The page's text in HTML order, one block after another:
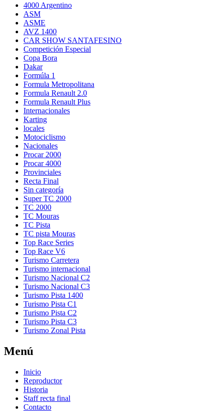
4000 Argentino
ASM
ASME
AVZ 1400
CAR SHOW SANTAFESINO
Competición Especial
Copa Bora
Dakar
Formúla 1
Formula Metropolitana
Formula Renault 2.0
Formula Renault Plus
Internacionales
Karting
locales
Motociclismo
Nacionales
Procar 2000
Procar 4000
Provinciales
Recta Final
Sin categoría
Super TC 2000
TC 2000
TC Mouras
TC Pista
TC pista Mouras
Top Race Series
Turismo Carretera
Turismo internacional
Turismo Nacional C2
Turismo Nacional C3
Turismo Pista 1400
Turismo Pista C1
Turismo Pista C2
Turismo Pista C3
Turismo Zonal Pista
Menú
Inicio
Reproductor
Historia
Staff recta final
Contacto